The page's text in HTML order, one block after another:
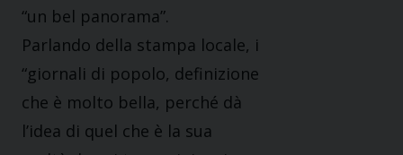
“un bel panorama”.
Parlando della stampa locale, i
“giornali di popolo, definizione
che è molto bella, perché dà
l’idea di quel che è la sua